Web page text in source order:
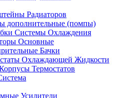
Радиаторов
дополнительные (помпы)
Системы Охлаждения
Основные
Бачки
Охлаждающей Жидкости
Термостатов
Усилители